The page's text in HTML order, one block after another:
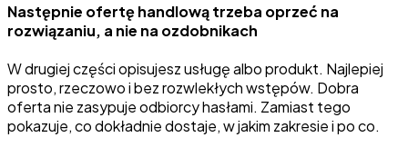
Następnie ofertę handlową trzeba oprzeć na
rozwiązaniu, a nie na ozdobnikach
W drugiej części opisujesz usługę albo produkt. Najlepiej
prosto, rzeczowo i bez rozwlekłych wstępów. Dobra
oferta nie zasypuje odbiorcy hasłami. Zamiast tego
pokazuje, co dokładnie dostaje, w jakim zakresie i po co.